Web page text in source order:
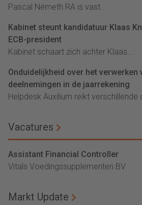
Pascal Németh RA is vast...
Kabinet steunt kandidatuur Klaas
ECB-president
Kabinet schaart zich achter Klaas...
Onduidelijkheid over het verwerken
deelnemingen in de jaarrekening
Helpdesk Auxilium reikt verschillende
Vacatures
Assistant Financial Controller
Vitals Voedingssupplementen BV
Markt Update